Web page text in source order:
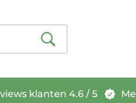
klanten 4.6 / 5